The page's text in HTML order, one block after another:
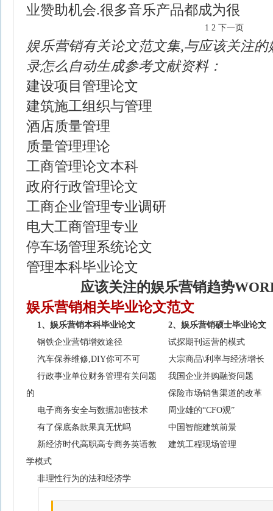
业赞助机会.很多音乐产品都成为很
1 2 下一页
娱乐营销有关论文范文集,与应该关注
录怎么自动生成参考文献资料：
建设项目管理论文
建筑施工组织与管理
酒店质量管理
质量管理理论
工商管理论文本科
政府行政管理论文
工商企业管理专业调研
电大工商管理专业
停车场管理系统论文
管理本科毕业论文
应该关注的娱乐营销趋势
娱乐营销相关毕业论文范文
1、娱乐营销本科毕业论文
钢铁企业营销增效途径
汽车保养维修,DIY你可不可
行政事业单位财务管理有关问题
的
电子商务安全与数据加密技术
有了保底条款果真无忧吗
新经济时代高职高专商务英语教
学模式
非理性行为的法和经济学
2、娱乐营销硕士毕业论文
试探期刊运营的模式
大宗商品\利率与经济增长
我国企业并购融资问题
保险市场销售渠道的改革
周业雄的“CFO观”
中国智能建筑前景
建筑工程现场管理